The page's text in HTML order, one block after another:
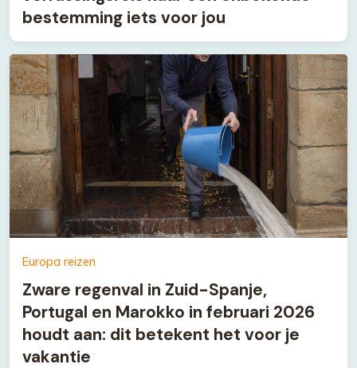
bestemming iets voor jou
Europa reizen
Zware regenval in Zuid-Spanje,
Portugal en Marokko in februari 2026
houdt aan: dit betekent het voor je
vakantie